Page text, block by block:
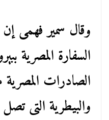
وقال سمير فهمى
السفارة المصرية
الصادرات المصرية
والبيطرية التى